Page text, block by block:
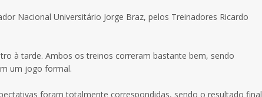
Nacional Universitário Jorge Braz, pelos Treinadores Ricardo
à tarde. Ambos os treinos correram bastante bem, sendo
um jogo formal.
foram totalmente correspondidas, sendo o resultado final